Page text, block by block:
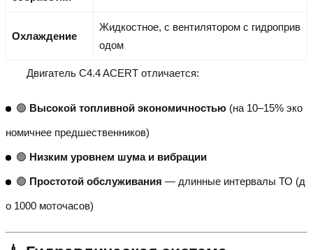
Охлаждение
Жидкостное, с вентилятором с гидроприв
одом
Двигатель C4.4 ACERT отличается:
🟢 Высокой топливной экономичностью (на 10–15% эко
номичнее предшественников)
🟢 Низким уровнем шума и вибрации
🟢 Простотой обслуживания — длинные интервалы ТО (д
о 1000 моточасов)